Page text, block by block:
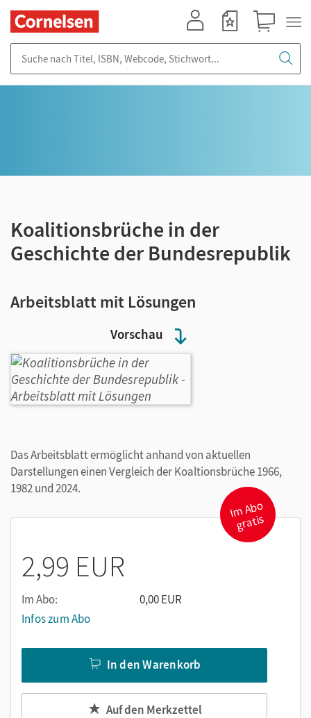
Vorschau
Koalitionsbrüche in der
Geschichte der Bundesrepublik
Arbeitsblatt mit Lösungen
Das Arbeitsblatt ermöglicht anhand von aktuellen
Darstellungen einen Vergleich der Koaltionsbrüche 1966,
1982 und 2024.
I
m
A
b
o
gr
atis
2,99 EUR
Im Abo:
0,00 EUR
Infos zum Abo
In den Warenkorb
Auf den Merkzettel